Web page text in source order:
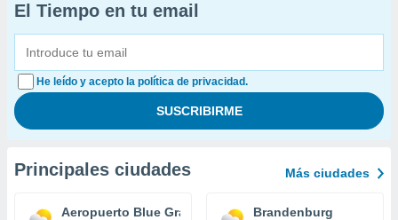
El Tiempo en tu email
He leído y acepto la política de privacidad.
Principales ciudades Más ciudades
Aeropuerto Blue Grass Brandenburg